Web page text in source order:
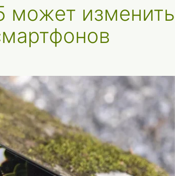
может изменить